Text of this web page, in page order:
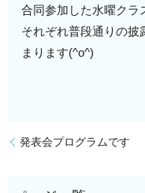
合同参加した水曜クラ
それぞれ普段通りの披
まります(^o^)
発表会プログラムです